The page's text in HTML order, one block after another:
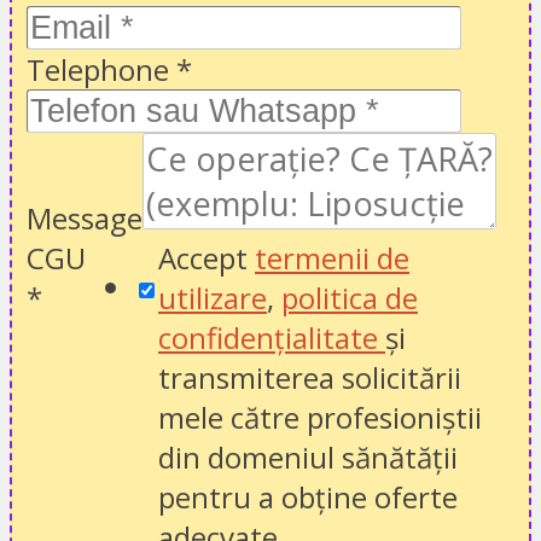
Telephone *
Message
CGU
*
Accept termenii de
utilizare, politica de
confidențialitate și
transmiterea solicitării
mele către profesioniștii
din domeniul sănătății
pentru a obține oferte